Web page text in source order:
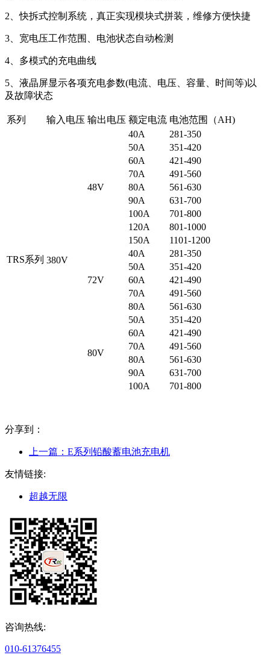
2、快拆式控制系统，真正实现模块式拼装，维修方便快捷
3、宽电压工作范围、电池状态自动检测
4、多模式的充电曲线
5、液晶屏显示各项充电参数(电流、电压、容量、时间等)以
及故障状态
系列 输入电压 输出电压 额定电流 电池范围（AH)
TRS系列 380V
48V
40A
281-350
50A
351-420
60A
421-490
70A
491-560
80A
561-630
90A
631-700
100A
701-800
120A
801-1000
150A
1101-1200
72V
40A
281-350
50A
351-420
60A
421-490
70A
491-560
80A
561-630
80V
50A
351-420
60A
421-490
70A
491-560
80A
561-630
90A
631-700
100A
701-800
分享到：
上一篇： E系列铅酸蓄电池充电机
友情链接:
超越无限
咨询热线:
010-61376455